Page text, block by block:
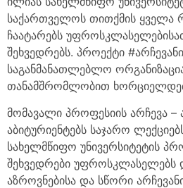
საქართველოს თითქმის ყველა
ჩაატარებს
შეხვედრებს. პროექტი
საგანმანათლებლო
თანამშრომლობით
მომავალი პროფესიის არჩევა –
აბიტურიენტებს საჯარო
სახელმწიფო უნივერსიტეტის
შეხვედრები უფროსკლასელებს
აზროვნებისა და სწორი